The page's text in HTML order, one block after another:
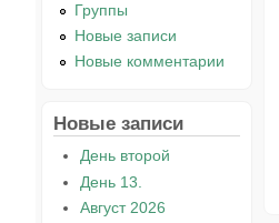
Группы
Новые записи
Новые комментарии
Новые записи
День второй
День 13.
Август 2026